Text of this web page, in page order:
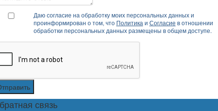
Даю согласие на обработку моих персональных данных и
проинформирован о том, что Политика и Согласие в отношении
обработки персональных данных размещены в общем доступе.
связь